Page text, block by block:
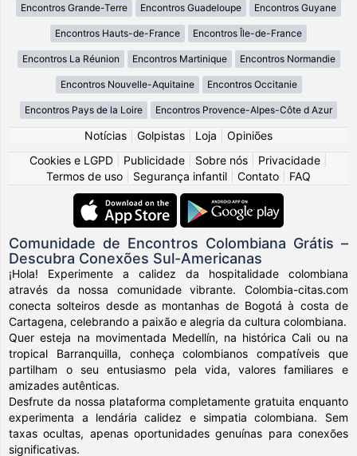
Encontros Grande-Terre Encontros Guadeloupe Encontros Guyane
Encontros Hauts-de-France Encontros Île-de-France
Encontros La Réunion Encontros Martinique Encontros Normandie
Encontros Nouvelle-Aquitaine Encontros Occitanie
Encontros Pays de la Loire Encontros Provence-Alpes-Côte d Azur
Notícias Golpistas Loja
Opiniões
Cookies e LGPD
Publicidade Sobre nós Privacidade
Termos de uso
Segurança infantil Contato FAQ
Comunidade de Encontros Colombiana Grátis –
Descubra Conexões Sul-Americanas
¡Hola! Experimente a calidez da hospitalidade colombiana
através da nossa comunidade vibrante. Colombia-citas.com
conecta solteiros desde as montanhas de Bogotá à costa de
Cartagena, celebrando a paixão e alegria da cultura colombiana.
Quer esteja na movimentada Medellín, na histórica Cali ou na
tropical Barranquilla, conheça colombianos compatíveis que
partilham o seu entusiasmo pela vida, valores familiares e
amizades autênticas.
Desfrute da nossa plataforma completamente gratuita enquanto
experimenta a lendária calidez e simpatia colombiana. Sem
taxas ocultas, apenas oportunidades genuínas para conexões
significativas.